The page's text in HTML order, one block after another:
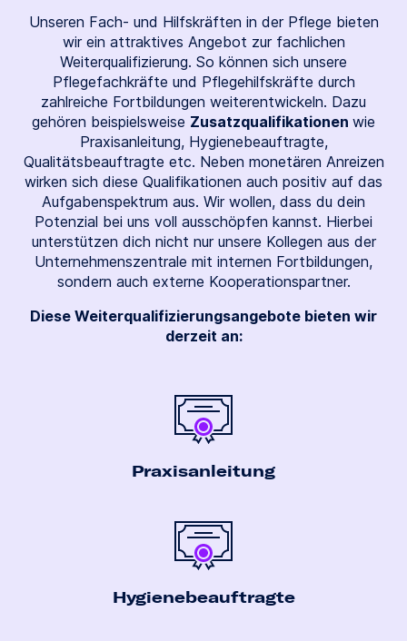
Unseren Fach- und Hilfskräften in der Pflege bieten
wir ein attraktives Angebot zur fachlichen
Weiterqualifizierung. So können sich unsere
Pflegefachkräfte und Pflegehilfskräfte durch
zahlreiche Fortbildungen weiterentwickeln. Dazu
gehören beispielsweise Zusatzqualifikationen wie
Praxisanleitung, Hygienebeauftragte,
Qualitätsbeauftragte etc. Neben monetären Anreizen
wirken sich diese Qualifikationen auch positiv auf das
Aufgabenspektrum aus. Wir wollen, dass du dein
Potenzial bei uns voll ausschöpfen kannst. Hierbei
unterstützen dich nicht nur unsere Kollegen aus der
Unternehmenszentrale mit internen Fortbildungen,
sondern auch externe Kooperationspartner.
Diese Weiterqualifizierungsangebote bieten wir
derzeit an:
Praxis­anleitung
Hygiene­beauftragte